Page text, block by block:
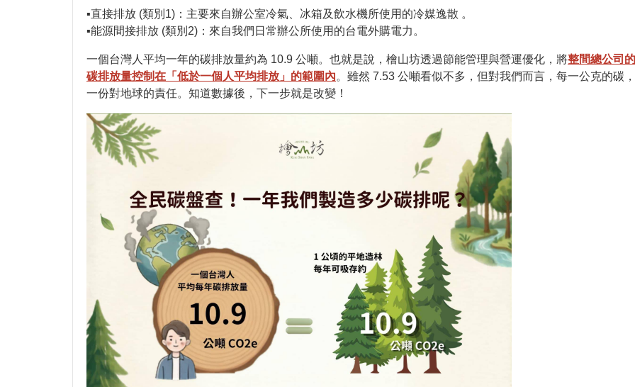
▪️直接排放 (類別1)：主要來自辦公室冷氣、冰箱及飲水機所使用的冷媒逸散 。
▪️能源間接排放 (類別2)：來自我們日常辦公所使用的台電外購電力。
一個台灣人平均一年的碳排放量約為 10.9 公噸。也就是說，檜山坊透過節能管理與營運優化，將整間總公司
碳排放量控制在「低於一個人平均排放」的範圍內。雖然 7.53 公噸看似不多，但對我們而言，每一公克的碳
一份對地球的責任。知道數據後，下一步就是改變！